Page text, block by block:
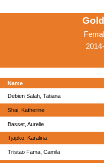
Name
Debien Salah, Tatiana
Shai, Katherine
Basset, Aurelie
Tjapko, Karalina
Tristao Fama, Camila